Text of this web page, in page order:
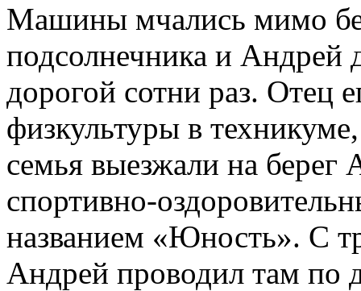
Машины мчались мимо
подсолнечника и Андрей
дорогой сотни раз. Отец
физкультуры в
семья выезжали на берег
спортивно-
названием «Юность». С
Андрей проводил там по